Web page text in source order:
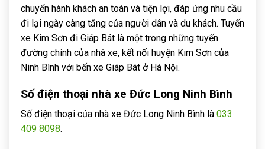
chuyển hành khách an toàn và tiện lợi, đáp ứng nhu cầu
đi lại ngày càng tăng của người dân và du khách. Tuyến
xe Kim Sơn đi Giáp Bát là một trong những tuyến
đường chính của nhà xe, kết nối huyện Kim Sơn của
Ninh Bình với bến xe Giáp Bát ở Hà Nội.
Số điện thoại nhà xe Đức Long Ninh Bình
Số điện thoại của nhà xe Đức Long Ninh Bình là 033
409 8098.